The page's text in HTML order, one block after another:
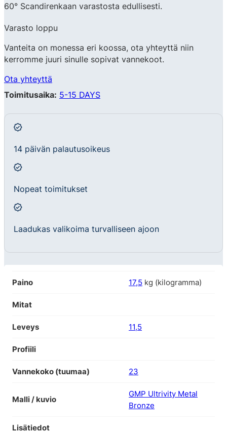
60° Scandirenkaan varastosta edullisesti.
Varasto loppu
Vanteita on monessa eri koossa, ota yhteyttä niin
kerromme juuri sinulle sopivat vannekoot.
Ota yhteyttä
Toimitusaika: 5-15 DAYS
14 päivän palautusoikeus
Nopeat toimitukset
Laadukas valikoima turvalliseen ajoon
Paino 17,5 kg (kilogramma)
Mitat
Leveys 11,5
Profiili
Vannekoko (tuumaa) 23
Malli / kuvio
GMP Ultrivity Metal
Bronze
Lisätiedot